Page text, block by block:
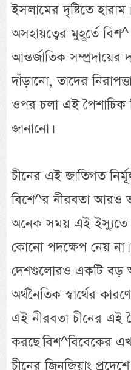
ইসলামের দৃষ্টিতে
অসহায়ত্বের মুহূর্তে
আন্তর্জাতিক সম্প্রদায়ের
দাঁড়ানো, তাদের
ওপর চলা এই পৈশাচিক
জানানো।
চীনের এই জাতিগত
বিশে^র নীরবতা আরও
অনেক সময় এই ইস্যুতে
কোনো পদক্ষেপ নেয়
দেশগুলোরও একটি বড়
অর্থনৈতিক স্বার্থের
এই নীরবতা চীনের এই
করছে।বিশ^বিবেকের
চীনের জিনজিয়াং